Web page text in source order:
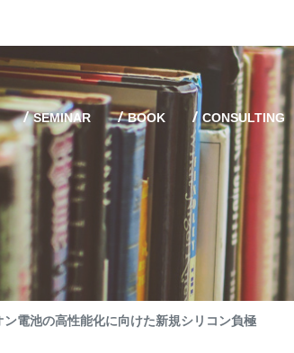
SEMINAR BOOK CONSULTING
ン電池の高性能化に向けた新規シリコン負極